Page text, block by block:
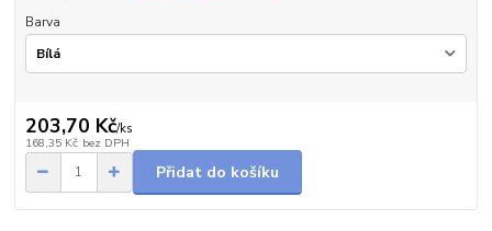
Barva
203,70 Kč/ks
168,35 Kč bez DPH
Přidat do košíku